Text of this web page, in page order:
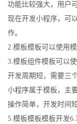
功能比较强大，用户
现在开发小程序，可
作。
2.模板模板可以使用模
3.模板组件模板可以
开发周期短，需要三个
小程序属于模板，主
操作简单，开发时间
5.模板模板模板开发6.